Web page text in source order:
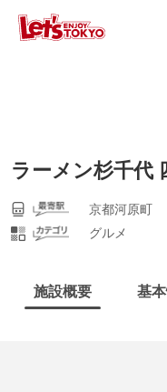
ラーメン杉千代
京都河原町
グルメ
施設概要 基